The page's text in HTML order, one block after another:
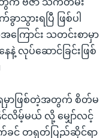
ားရပြီ ဖြစ်ပါ
ြောင်း သတင်းစာမှာ
လုပ်ဆောင်ခြင်းဖြစ်
မှာဖြစ်တဲ့အတွက် စိတ်မ
နိုင်လိမ့်မယ် လို့ မျှော်လင့်
ခင် တရုတ်ပြည်ဆိုင်ရာ